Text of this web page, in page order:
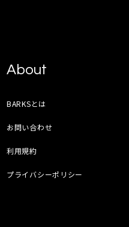
About
BARKSとは
お問い合わせ
利用規約
プライバシーポリシー